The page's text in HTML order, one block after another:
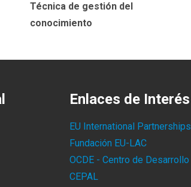
Técnica de gestión del
conocimiento
Enlaces de Interés
EU International Partnerships
Fundación EU-LAC
OCDE - Centro de Desarrollo
CEPAL